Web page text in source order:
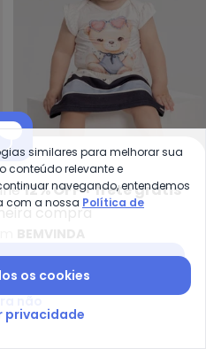
- Conjunto Infantil Menina
Conjunto Bebê com Body
-59%
12% OFF + frete grátis
compra
similares para melhorar sua
conteúdo relevante e
navegando, entendemos
com a nossa Política de
os cookies
privacidade